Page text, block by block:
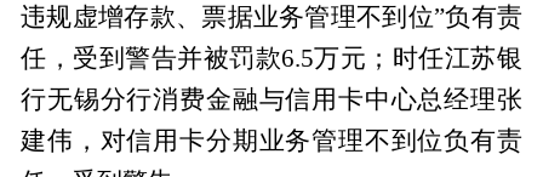
违规虚增存款、票据业务管理不到位”负有责
任，受到警告并被罚款6.5万元；时任江苏银
行无锡分行消费金融与信用卡中心总经理张
建伟，对信用卡分期业务管理不到位负有责